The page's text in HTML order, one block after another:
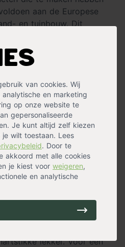
van cookies. Wij
en marketing
op onze website te
gepersonaliseerde
Je kunt altijd zelf kiezen
wilt toestaan. Lees
. Door te
akkoord met alle cookies
je kiest voor weigeren,
en analytische
aan de Europese
en tuinbouw. Dit
strenge Europese
onbespoten frisse salade uit
tuin?!
lekker. Voor een